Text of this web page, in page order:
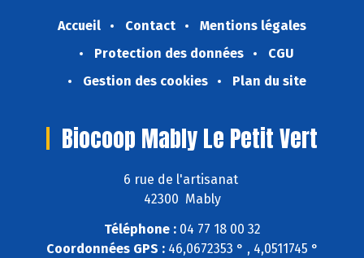
Accueil Contact
Mentions légales
Protection des données
CGU
Gestion des cookies
Plan du site
Biocoop Mably Le Petit Vert
6 rue de l'artisanat
42300 Mably
Téléphone :04 77 18 00 32
Coordonnées GPS :46,0672353 ° , 4,0511745 °